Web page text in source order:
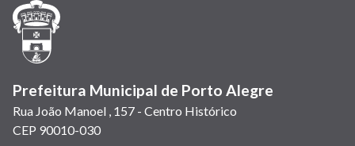
janela)
Prefeitura Municipal de Porto Alegre
Rua João Manoel , 157 - Centro Histórico
CEP 90010-030